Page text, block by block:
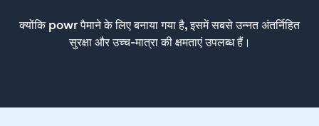
क्योंकि powr पैमाने के लिए बनाया गया है, इसमें सबसे उन्नत अंतर्निहित
सुरक्षा और उच्च-मात्रा की क्षमताएं उपलब्ध हैं।